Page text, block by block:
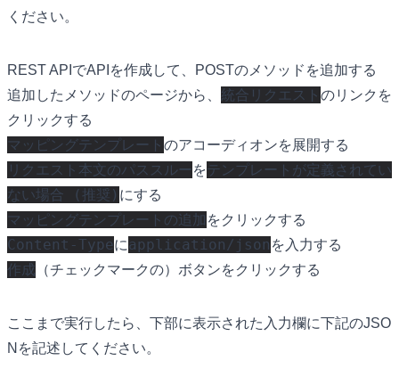
ください。
REST APIでAPIを作成して、POSTのメソッドを追加する
追加したメソッドのページから、 統合リクエスト のリンクを
クリックする
マッピングテンプレート のアコーディオンを展開する
リクエスト本文のパススルー をテンプレートが定義されてい
ない場合 (推奨) にする
マッピングテンプレートの追加 をクリックする
Content-Typeにapplication/json を入力する
作成 （チェックマークの）ボタンをクリックする
ここまで実行したら、下部に表示された入力欄に下記のJSO
Nを記述してください。